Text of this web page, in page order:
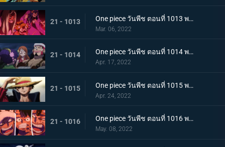
21 - 1013 One piece วันพีช ตอนที่ 1013 พากย์ไทย อดีตของยาโมโตะ ชายผู้หมายหัว 4 จักรพรรดิ
Mar. 06, 2022
21 - 1014 One piece วันพีช ตอนที่ 1014 พากย์ไทย น้ำตาของมัลโก้! สายสัมพันธ์ของกลุ่มโจรสลัดหนวดขาว
Apr. 17, 2022
21 - 1015 One piece วันพีช ตอนที่ 1015 พากย์ไทย ลูฟี่หมวกฟาง ชายผู้ที่จะเป็นราชาโจรสลัด
Apr. 24, 2022
21 - 1016 One piece วันพีช ตอนที่ 1016 พากย์ไทย ศึกสัตว์ประหลาด! สามกัปตันต่างถือทิฐิ
May. 08, 2022